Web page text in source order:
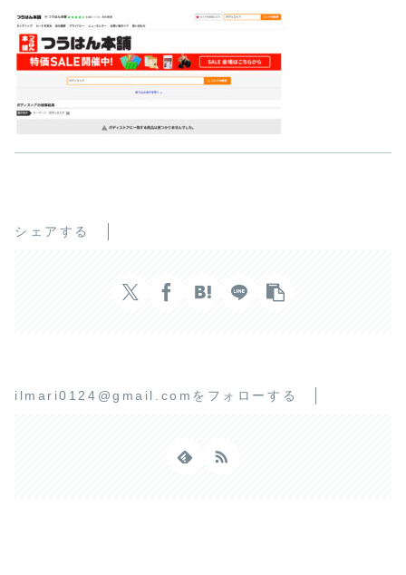
シェアする
ilmari0124@gmail.comをフォローする